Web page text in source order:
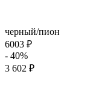
черный/пион
6003 ₽
- 40%
3 602 ₽